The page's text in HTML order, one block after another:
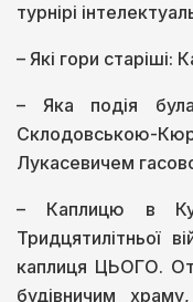
турнірі
– Які гори старіші:
– Яка подія
Склодовською-
Лукасевичем
– Каплицю в
Тридцятилітньої
каплиця ЦЬОГО.
будівничим